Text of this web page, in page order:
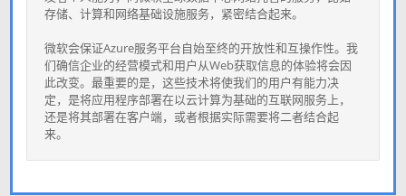
存储、计算和网络基础设施服务，紧密结合起来。
微软会保证Azure服务平台自始至终的开放性和互操作性。我
们确信企业的经营模式和用户从Web获取信息的体验将会因
此改变。最重要的是，这些技术将使我们的用户有能力决
定，是将应用程序部署在以云计算为基础的互联网服务上，
还是将其部署在客户端，或者根据实际需要将二者结合起
来。